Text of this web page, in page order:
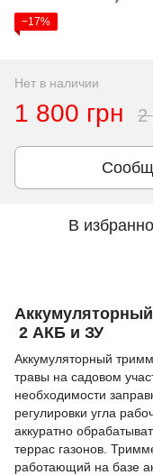
−17%
Нет в наличии
1 800 грн 2
В
2 АКБ и ЗУ
Аккумуляторный
травы на садовом
необходимости
регулировки угла
аккуратно
террас газонов.
работающий на базе